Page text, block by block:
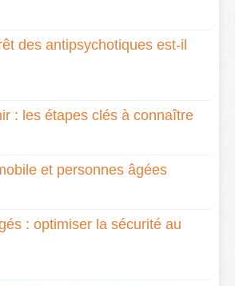
des antipsychotiques est-il
: les étapes clés à connaître
et personnes âgées
: optimiser la sécurité au